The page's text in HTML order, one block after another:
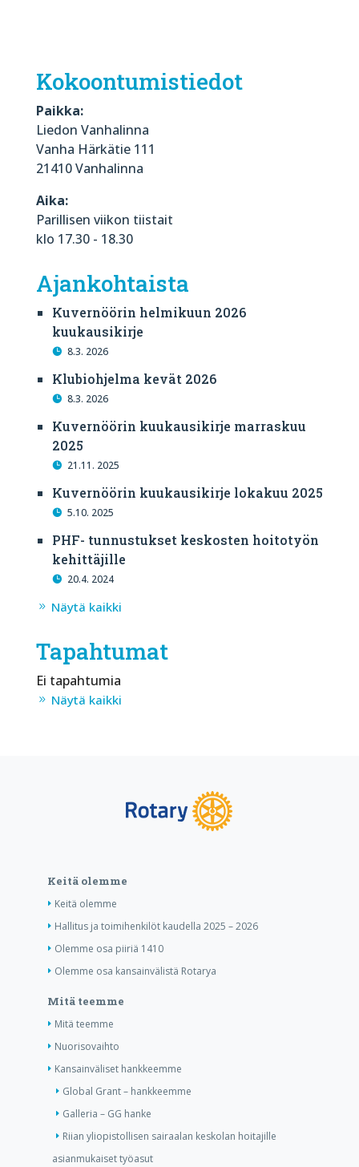
Kokoontumistiedot
Paikka:
Liedon Vanhalinna
Vanha Härkätie 111
21410 Vanhalinna
Aika:
Parillisen viikon tiistait
klo 17.30 - 18.30
Ajankohtaista
Kuvernöörin helmikuun 2026
kuukausikirje
8.3. 2026
Klubiohjelma kevät 2026
8.3. 2026
Kuvernöörin kuukausikirje marraskuu
2025
21.11. 2025
Kuvernöörin kuukausikirje lokakuu 2025
5.10. 2025
PHF- tunnustukset keskosten hoitotyön
kehittäjille
20.4. 2024
Näytä kaikki
Tapahtumat
Ei tapahtumia
Näytä kaikki
Keitä olemme
Keitä olemme
Hallitus ja toimihenkilöt kaudella 2025 – 2026
Olemme osa piiriä 1410
Olemme osa kansainvälistä Rotarya
Mitä teemme
Mitä teemme
Nuorisovaihto
Kansainväliset hankkeemme
Global Grant – hankkeemme
Galleria – GG hanke
Riian yliopistollisen sairaalan keskolan hoitajille
asianmukaiset työasut